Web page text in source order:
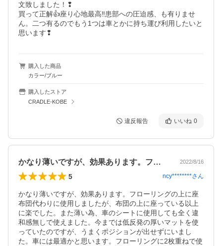
文致しました！❢
買って正解👍座り心地最高‼️患部への圧迫感、も有りませ
ん。二つ有るのでもう1つは車とかに持ち運び利用したいと
思います❢
購入した商品
カラー/ブルー
購入したストア
CRADLE-KOBE
違反報告 いいね 0
かなり薄いですが、効果あります。フロー… 2022/8/16
5 ncy********さん
かなり薄いですが、効果あります。フローリングの上に座
布団代わりに使用しましたが、布団の上に座っている以上
に楽でした。また薄い為、車のシートに使用しても全く違
和感無しで使えました。今までは低反発の厚いマットを使
っていたのですが、うまくポジションが出せずにいまし
た。車には最適かと思います。フローリングに2枚重ねで使